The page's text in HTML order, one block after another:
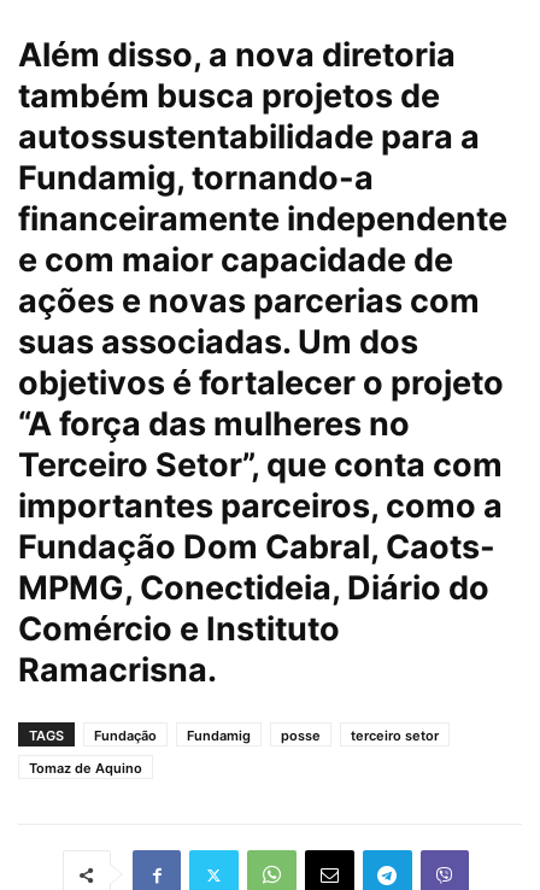
Além disso, a nova diretoria
também busca projetos de
autossustentabilidade para a
Fundamig, tornando-a
financeiramente independente
e com maior capacidade de
ações e novas parcerias com
suas associadas. Um dos
objetivos é fortalecer o projeto
“A força das mulheres no
Terceiro Setor”, que conta com
importantes parceiros, como a
Fundação Dom Cabral, Caots-
MPMG, Conectideia, Diário do
Comércio e Instituto
Ramacrisna.
TAGS Fundação Fundamig posse
terceiro setor
Tomaz de Aquino